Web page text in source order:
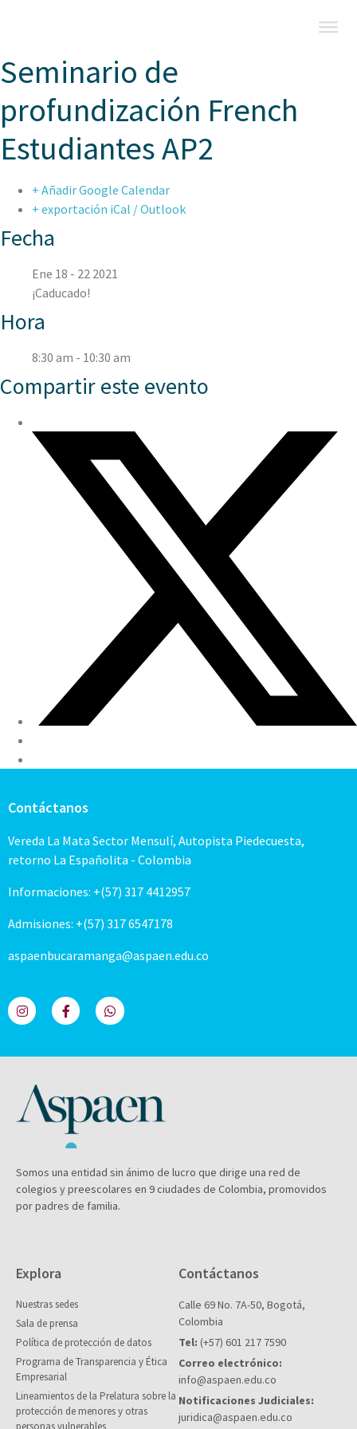
Seminario de
profundización French
Estudiantes AP2
+ Añadir Google Calendar
+ exportación iCal / Outlook
Fecha
Ene 18 - 22 2021
¡Caducado!
Hora
8:30 am - 10:30 am
Compartir este evento
Contáctanos
Vereda La Mata Sector Mensulí, Autopista Piedecuesta,
retorno La Españolita - Colombia
Informaciones: +(57) 317 4412957
Admisiones: +(57) 317 6547178
aspaenbucaramanga@aspaen.edu.co
Somos una entidad sin ánimo de lucro que dirige una red de
colegios y preescolares en 9 ciudades de Colombia, promovidos
por padres de familia.
Explora
Nuestras sedes
Sala de prensa
Política de protección de datos
Programa de Transparencia y Ética
Empresarial
Lineamientos de la Prelatura sobre la
protección de menores y otras
personas vulnerables
Contáctanos
Calle 69 No. 7A-50, Bogotá,
Colombia
Tel: (+57) 601 217 7590
Correo electrónico:
info@aspaen.edu.co
Notificaciones Judiciales:
juridica@aspaen.edu.co